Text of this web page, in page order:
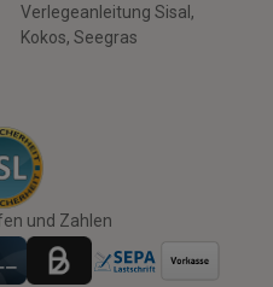
Verlegeanleitung Sisal,
Kokos, Seegras
und Zahlen